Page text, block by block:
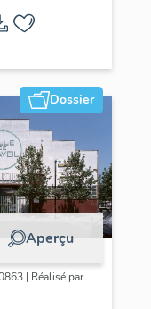
Dossier
Aperçu
| Réalisé par